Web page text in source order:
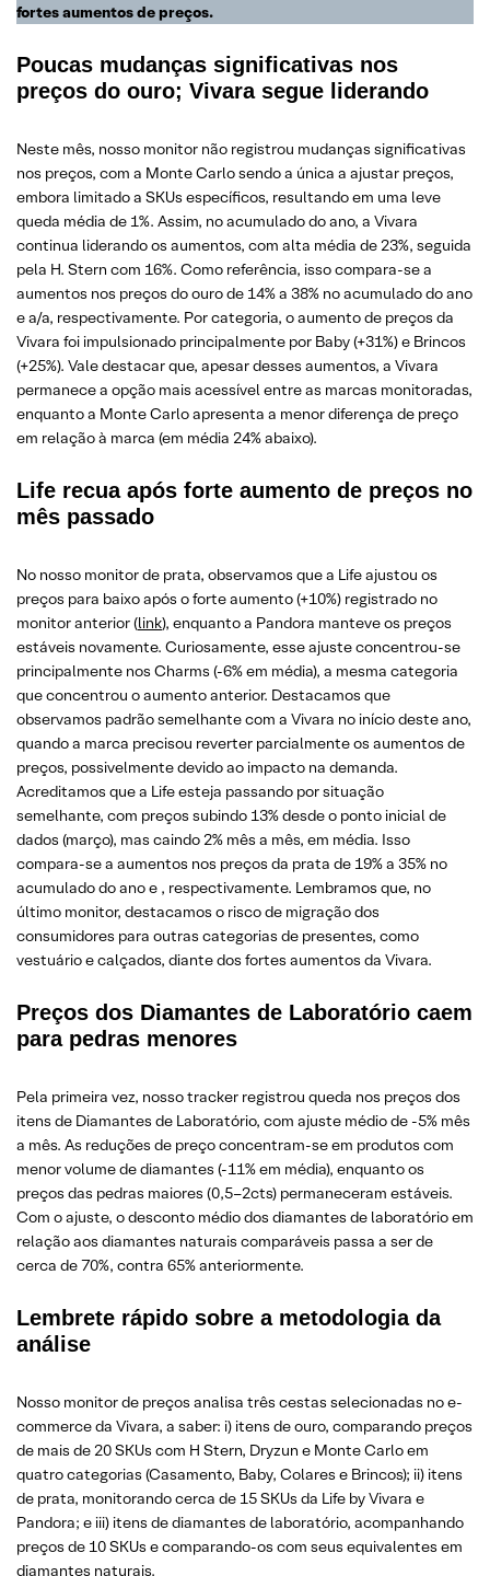
fortes aumentos de preços.
Poucas mudanças significativas nos
preços do ouro; Vivara segue liderando
Neste mês, nosso monitor não registrou mudanças significativas
nos preços, com a Monte Carlo sendo a única a ajustar preços,
embora limitado a SKUs específicos, resultando em uma leve
queda média de 1%. Assim, no acumulado do ano, a Vivara
continua liderando os aumentos, com alta média de 23%, seguida
pela H. Stern com 16%. Como referência, isso compara-se a
aumentos nos preços do ouro de 14% a 38% no acumulado do ano
e a/a, respectivamente. Por categoria, o aumento de preços da
Vivara foi impulsionado principalmente por Baby (+31%) e Brincos
(+25%). Vale destacar que, apesar desses aumentos, a Vivara
permanece a opção mais acessível entre as marcas monitoradas,
enquanto a Monte Carlo apresenta a menor diferença de preço
em relação à marca (em média 24% abaixo).
Life recua após forte aumento de preços no
mês passado
No nosso monitor de prata, observamos que a Life ajustou os
preços para baixo após o forte aumento (+10%) registrado no
monitor anterior (link), enquanto a Pandora manteve os preços
estáveis novamente. Curiosamente, esse ajuste concentrou-se
principalmente nos Charms (-6% em média), a mesma categoria
que concentrou o aumento anterior. Destacamos que
observamos padrão semelhante com a Vivara no início deste ano,
quando a marca precisou reverter parcialmente os aumentos de
preços, possivelmente devido ao impacto na demanda.
Acreditamos que a Life esteja passando por situação
semelhante, com preços subindo 13% desde o ponto inicial de
dados (março), mas caindo 2% mês a mês, em média. Isso
compara-se a aumentos nos preços da prata de 19% a 35% no
acumulado do ano e , respectivamente. Lembramos que, no
último monitor, destacamos o risco de migração dos
consumidores para outras categorias de presentes, como
vestuário e calçados, diante dos fortes aumentos da Vivara.
Preços dos Diamantes de Laboratório caem
para pedras menores
Pela primeira vez, nosso tracker registrou queda nos preços dos
itens de Diamantes de Laboratório, com ajuste médio de -5% mês
a mês. As reduções de preço concentram-se em produtos com
menor volume de diamantes (-11% em média), enquanto os
preços das pedras maiores (0,5–2cts) permaneceram estáveis.
Com o ajuste, o desconto médio dos diamantes de laboratório em
relação aos diamantes naturais comparáveis passa a ser de
cerca de 70%, contra 65% anteriormente.
Lembrete rápido sobre a metodologia da
análise
Nosso monitor de preços analisa três cestas selecionadas no e-
commerce da Vivara, a saber: i) itens de ouro, comparando preços
de mais de 20 SKUs com H Stern, Dryzun e Monte Carlo em
quatro categorias (Casamento, Baby, Colares e Brincos); ii) itens
de prata, monitorando cerca de 15 SKUs da Life by Vivara e
Pandora; e iii) itens de diamantes de laboratório, acompanhando
preços de 10 SKUs e comparando-os com seus equivalentes em
diamantes naturais.